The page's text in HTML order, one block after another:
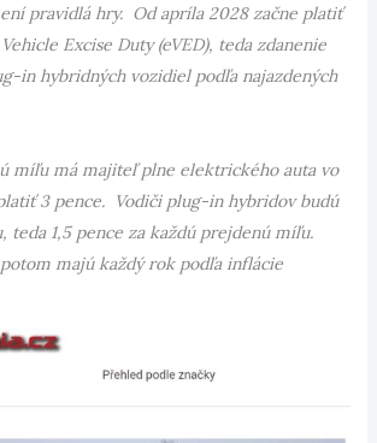
pravidlá hry. Od apríla 2028 začne platiť
Excise Duty (eVED), teda zdanenie
in hybridných vozidiel podľa najazdených
míľu má majiteľ plne elektrického auta vo
3 pence. Vodiči plug-in hybridov budú
teda 1,5 pence za každú prejdenú míľu.
potom majú každý rok podľa inflácie